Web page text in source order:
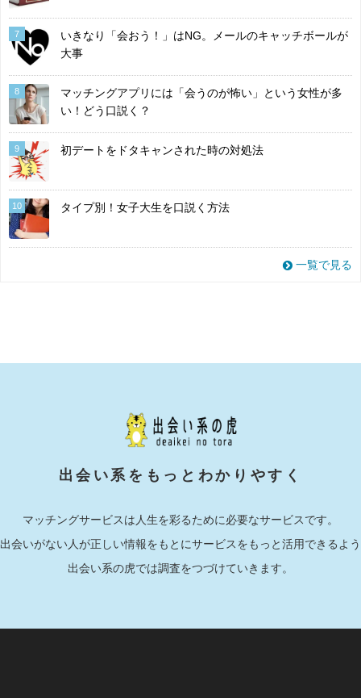
7
いきなり「会おう！」はNG。メールのキャッチボールが
大事
8
マッチングアプリには「会うのが怖い」という女性が多
い！どう口説く？
9 初デートをドタキャンされた時の対処法
10 タイプ別！女子大生を口説く方法
一覧で見る
出会い系をもっとわかりやすく
マッチングサービスは人生を彩るために必要なサービスです。
出会いがない人が正しい情報をもとにサービスをもっと活用できるよう
出会い系の虎では調査をつづけていきます。